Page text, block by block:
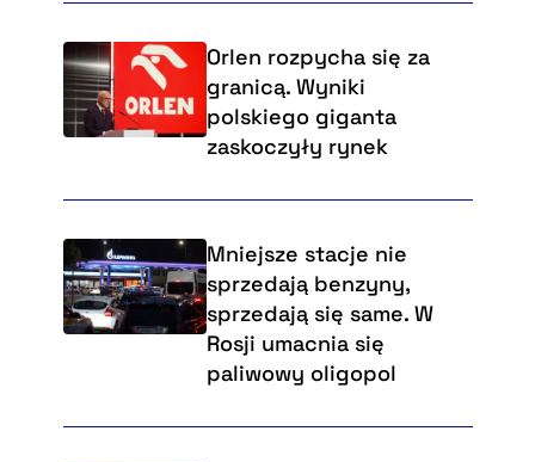
Orlen rozpycha się za
granicą. Wyniki
polskiego giganta
zaskoczyły rynek
Mniejsze stacje nie
sprzedają benzyny,
sprzedają się same. W
Rosji umacnia się
paliwowy oligopol